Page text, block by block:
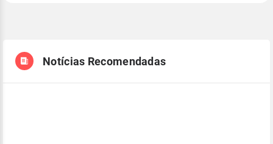
Notícias Recomendadas